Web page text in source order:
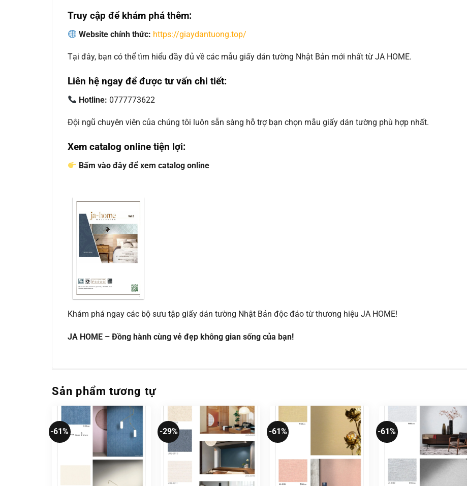
Truy cập để khám phá thêm:
Website chính thức: https://giaydantuong.top/
Tại đây, bạn có thể tìm hiểu đầy đủ về các mẫu giấy dán tường Nhật Bản mới nhất từ JA HOME.
Liên hệ ngay để được tư vấn chi tiết:
Hotline: 0777773622
Đội ngũ chuyên viên của chúng tôi luôn sẵn sàng hỗ trợ bạn chọn mẫu giấy dán tường phù hợp nhất.
Xem catalog online tiện lợi:
Bấm vào đây để xem catalog online
Khám phá ngay các bộ sưu tập giấy dán tường Nhật Bản độc đáo từ thương hiệu JA HOME!
JA HOME – Đồng hành cùng vẻ đẹp không gian sống của bạn!
Sản phẩm tương tự
-61% -29% -61% -61%